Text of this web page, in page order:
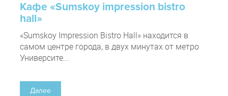
Кафе «Sumskoy impression bistro
hall»
«Sumskoy Impression Bistro Hall» находится в
самом центре города, в двух минутах от метро
Университе...
Далее